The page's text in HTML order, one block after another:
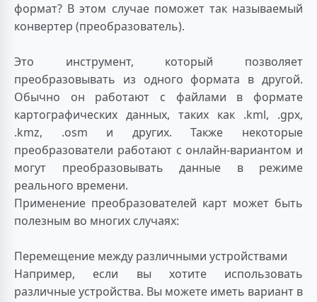
формат? В этом случае поможет так называемый
конвертер (преобразователь).
Это инструмент, который позволяет
преобразовывать из одного формата в другой.
Обычно он работают с файлами в формате
картографических данных, таких как .kml, .gpx,
.kmz, .osm и других. Также некоторые
преобразователи работают с онлайн-вариантом и
могут преобразовывать данные в режиме
реального времени.
Применение преобразователей карт может быть
полезным во многих случаях:
Перемещение между различными устройствами
Например, если вы хотите использовать
различные устройства. Вы можете иметь вариант в